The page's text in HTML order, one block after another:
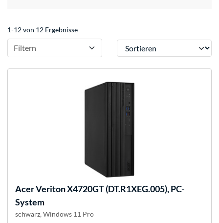
1-12 von 12 Ergebnisse
Filtern Sortieren
AcerVeriton X4720GT (DT.R1XEG.005), PC-
System
schwarz, Windows 11 Pro